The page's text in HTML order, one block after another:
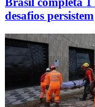
desafios persistem